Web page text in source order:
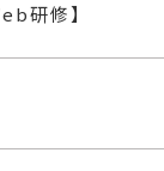
研修】